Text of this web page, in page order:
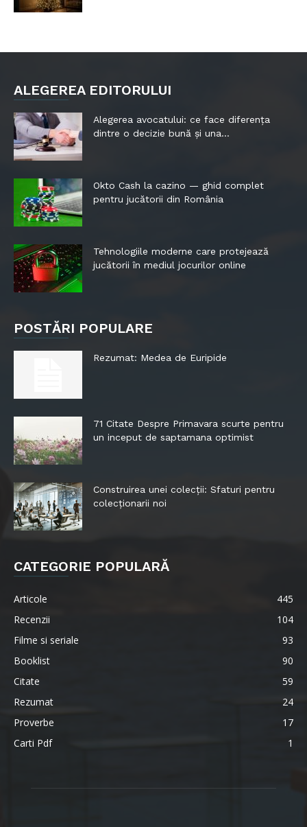
ALEGEREA EDITORULUI
Alegerea avocatului: ce face diferența
dintre o decizie bună și una...
Okto Cash la cazino — ghid complet
pentru jucătorii din România
Tehnologiile moderne care protejează
jucătorii în mediul jocurilor online
POSTĂRI POPULARE
Rezumat: Medea de Euripide
71 Citate Despre Primavara scurte pentru
un inceput de saptamana optimist
Construirea unei colecții: Sfaturi pentru
colecționarii noi
CATEGORIE POPULARĂ
Articole
445
Recenzii
104
Filme si seriale
93
Booklist
90
Citate
59
Rezumat
24
Proverbe
17
Carti Pdf
1